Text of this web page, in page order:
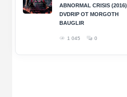
ABNORMAL CRISIS (2016)
DVDRIP ОТ MORGOTH
BAUGLIR
1 045 0